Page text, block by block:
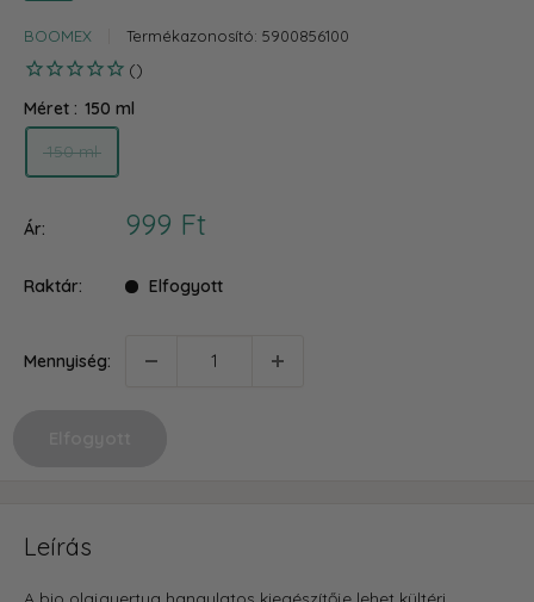
BOOMEX Termékazonosító: 5900856100
Méret : 150 ml
150 ml
Ár:
Akciós
999 Ft
Raktár: Elfogyott
Mennyiség:
Leírás